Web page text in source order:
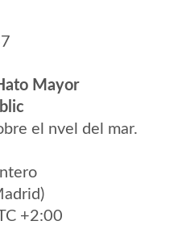
Mayor
el nvel del mar.
+2:00